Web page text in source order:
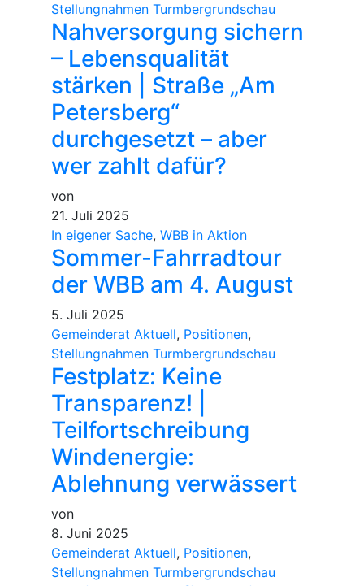
Stellungnahmen Turmbergrundschau
Nahversorgung sichern
– Lebensqualität
stärken | Straße „Am
Petersberg“
durchgesetzt – aber
wer zahlt dafür?
von
21. Juli 2025
In eigener Sache, WBB in Aktion
Sommer-Fahrradtour
der WBB am 4. August
5. Juli 2025
Gemeinderat Aktuell, Positionen,
Stellungnahmen Turmbergrundschau
Festplatz: Keine
Transparenz! |
Teilfortschreibung
Windenergie:
Ablehnung verwässert
von
8. Juni 2025
Gemeinderat Aktuell, Positionen,
Stellungnahmen Turmbergrundschau